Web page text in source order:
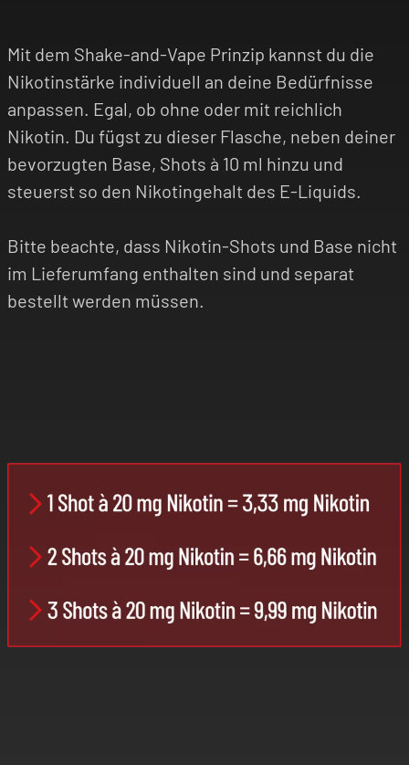
Mit dem Shake-and-Vape Prinzip kannst du die
Nikotinstärke individuell an deine Bedürfnisse
anpassen. Egal, ob ohne oder mit reichlich
Nikotin. Du fügst zu dieser Flasche, neben deiner
bevorzugten Base, Shots à 10 ml hinzu und
steuerst so den Nikotingehalt des E-Liquids.
Bitte beachte, dass Nikotin-Shots und Base nicht
im Lieferumfang enthalten sind und separat
bestellt werden müssen.